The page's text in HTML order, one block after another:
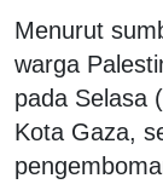
Menurut
warga
pada Selasa
Kota Gaza,